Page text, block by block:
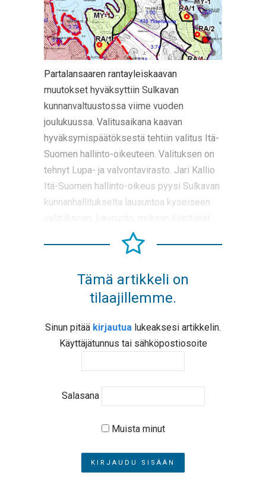
Partalansaaren rantayleiskaavan
muutokset hyväksyttiin Sulkavan
kunnanvaltuustossa viime vuoden
joulukuussa. Valitusaikana kaavan
hyväksymispäätöksestä tehtiin valitus Itä-
Suomen hallinto-oikeuteen. Valituksen on
tehnyt Lupa- ja valvontavirasto. Jari Kallio
Itä-Suomen hallinto-oikeus pyysi Sulkavan
kunnanhallitukselta lausuntoa kyseiseen
Tämä artikkeli on
tilaajillemme.
Sinun pitää kirjautua lukeaksesi artikkelin.
Käyttäjätunnus tai sähköpostiosoite
Salasana
Muista minut